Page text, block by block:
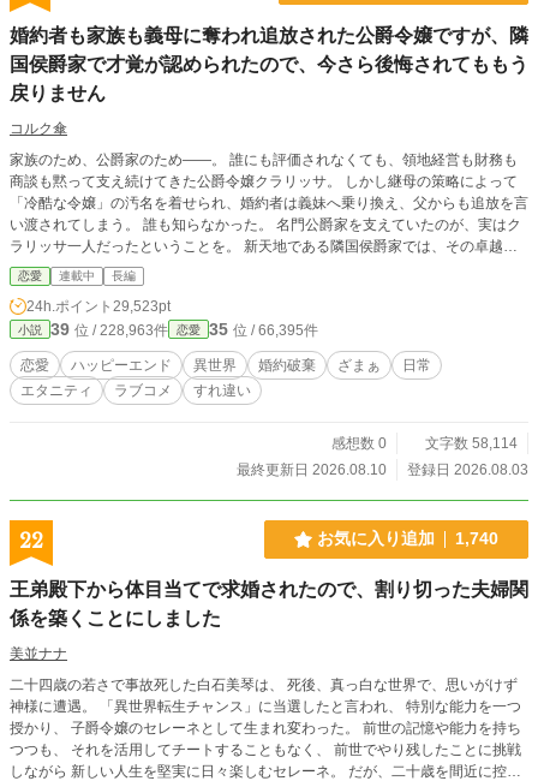
婚約者も家族も義母に奪われ追放された公爵令嬢ですが、隣
国侯爵家で才覚が認められたので、今さら後悔されてももう
戻りません
コルク傘
家族のため、公爵家のため――。 誰にも評価されなくても、領地経営も財務も
商談も黙って支え続けてきた公爵令嬢クラリッサ。 しかし継母の策略によって
「冷酷な令嬢」の汚名を着せられ、婚約者は義妹へ乗り換え、父からも追放を言
い渡されてしまう。 誰も知らなかった。 名門公爵家を支えていたのが、実はク
ラリッサ一人だったということを。 新天地である隣国侯爵家では、その卓越し
た商才と交渉力を正当に評価され、領地改革や事業を次々と成功へ導くクラリッ
サ。 やがて冷静で誠実な侯爵レオンハルトにも大切に想われ、初めて「必要と
される幸せ」を知っていく。 一方、彼女を失った公爵家では経営も人心も崩
壊。 義母は社交界から見放され、義妹は栄光を失い、元婚約者はようやく自分
が捨てたものの大きさに気づくが――。 「あなたが必要だったのは、私ではな
く私の仕事でしょう？」 もう遅い。 これは、すべてを奪われた令嬢が、自らの
教養・商才・人脈だけで幸せを掴み、彼女を見下した者たちが"後悔"という最大
恋愛 連載中 長編
24h.ポイント 29,523pt
小説 39 位 / 228,963件 恋愛 35 位 / 66,395件
恋愛 ハッピーエンド 異世界 婚約破棄 ざまぁ
日常
エタニティ
ラブコメ すれ違い
感想数 0
文字数 58,114
最終更新日 2026.08.10
登録日 2026.08.03
22 お気に入り追加 1,740
王弟殿下から体目当てで求婚されたので、割り切った夫婦関
係を築くことにしました
美並ナナ
二十四歳の若さで事故死した白石美琴は、 死後、真っ白な世界で、思いがけず
神様に遭遇。 「異世界転生チャンス」に当選したと言われ、 特別な能力を一つ
授かり、 子爵令嬢のセレーネとして生まれ変わった。 前世の記憶や能力を持ち
つつも、 それを活用してチートすることもなく、 前世でやり残したことに挑戦
しながら 新しい人生を堅実に日々楽しむセレーネ。 だが、二十歳を間近に控え